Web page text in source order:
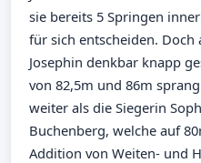
sie bereits 5 Springen
für sich entscheiden. Doch
Josephin denkbar knapp
von 82,5m und 86m
weiter als die Siegerin
Buchenberg, welche auf
Addition von Weiten- und